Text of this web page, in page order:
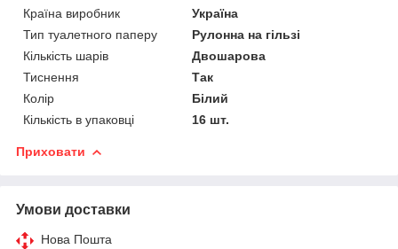
Країна виробник
Україна
Тип туалетного паперу
Рулонна на гільзі
Кількість шарів
Двошарова
Тиснення
Так
Колір
Білий
Кількість в упаковці
16 шт.
Приховати
Умови доставки
Нова Пошта